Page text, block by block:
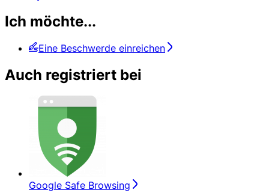
Ich möchte...
Eine Beschwerde einreichen
Auch registriert bei
Google Safe Browsing